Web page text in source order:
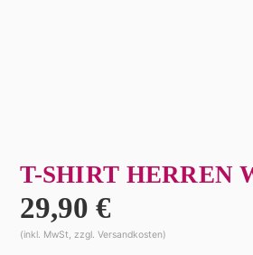
T-SHIRT HERREN
29,90€
(inkl. MwSt, zzgl. Versandkosten)